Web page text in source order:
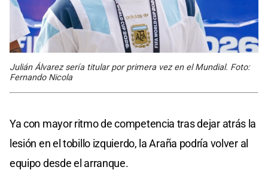
Julián Álvarez sería titular por primera vez en el Mundial. Foto:
Fernando Nicola
Ya con mayor ritmo de competencia tras dejar atrás la
lesión en el tobillo izquierdo, la Araña podría volver al
equipo desde el arranque.